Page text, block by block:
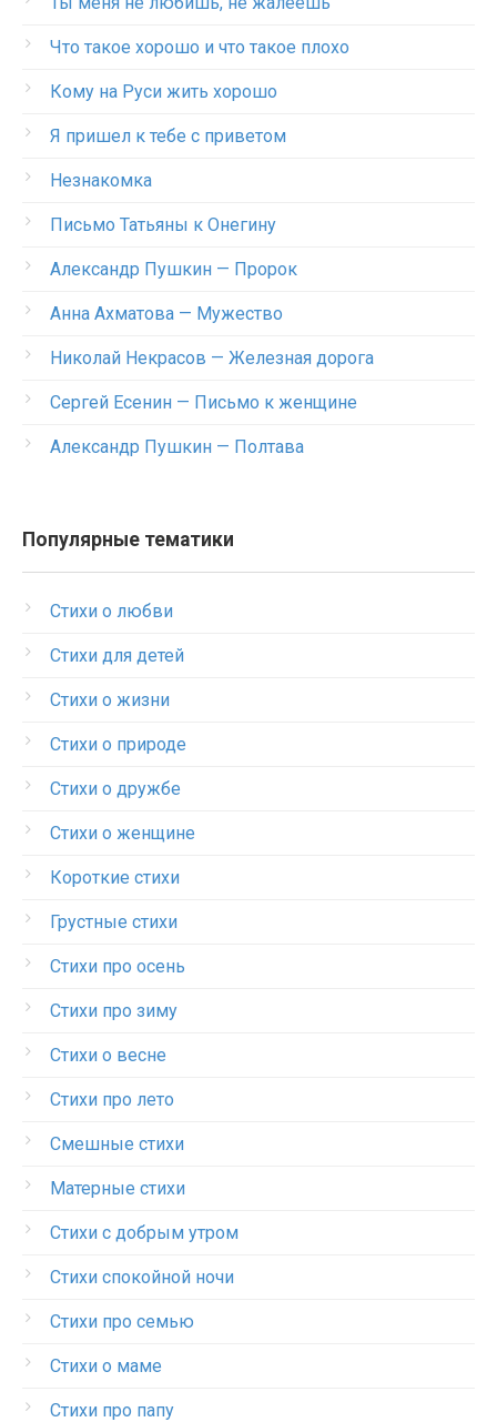
Что такое хорошо и что такое плохо
Кому на Руси жить хорошо
Я пришел к тебе с приветом
Незнакомка
Письмо Татьяны к Онегину
Александр Пушкин — Пророк
Анна Ахматова — Мужество
Николай Некрасов — Железная дорога
Сергей Есенин — Письмо к женщине
Александр Пушкин — Полтава
Популярные тематики
Стихи о любви
Стихи для детей
Стихи о жизни
Стихи о природе
Стихи о дружбе
Стихи о женщине
Короткие стихи
Грустные стихи
Стихи про осень
Стихи про зиму
Стихи о весне
Стихи про лето
Смешные стихи
Матерные стихи
Стихи с добрым утром
Стихи спокойной ночи
Стихи про семью
Стихи о маме
Стихи про папу